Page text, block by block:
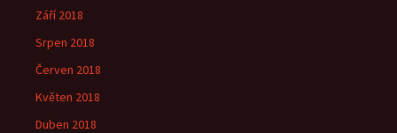
Září 2018
Srpen 2018
Červen 2018
Květen 2018
Duben 2018